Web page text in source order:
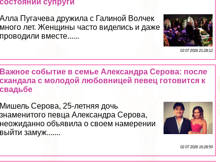
Алла Пугачева дружила с Галиной Волчек
много лет. Женщины часто виделись и даже
проводили вместе......
03 07 2026 21:28:12
Важное событие в семье Александра Серова: после
скандала с молодой любовницей певец готовится к
свадьбе
Мишель Серова, 25-летняя дочь
знаменитого певца Александра Серова,
неожиданно объявила о своем намерении
выйти замуж.......
02 07 2026 16:28:59